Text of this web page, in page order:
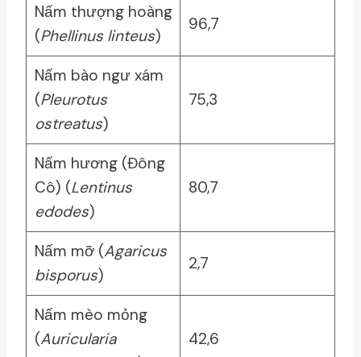
Nấm thượng hoàng
(Phellinus linteus)
96,7
Nấm bào ngư xám
(Pleurotus
ostreatus)
75,3
Nấm hương (Đông
Cô) (Lentinus
edodes)
80,7
Nấm mỡ (Agaricus
bisporus)
2,7
Nấm mèo mỏng
(Auricularia
42,6